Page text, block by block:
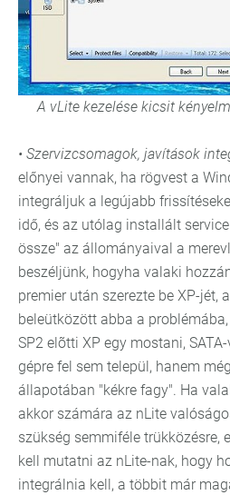
A vLite kezelése kicsit
• Szervizcsomagok, javítások
előnyei vannak, ha rögvest a
integráljuk a legújabb
idő, és az utólag installált
össze" az állományaival a
beszéljünk, hogyha valaki
premier után szerezte be XP-jét,
beleütközött abba a
SP2 elõtti XP egy mostani,
gépre fel sem települ, hanem
állapotában "kékre fagy". Ha
akkor számára az nLite
szükség semmiféle trükközésre,
kell mutatni az nLite-nak, hogy
integrálnia kell, a többit már